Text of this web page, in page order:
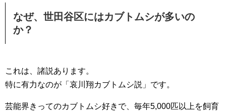
なぜ、世田谷区にはカブトムシが多いの
か？
これは、諸説あります。
特に有力なのが「哀川翔カブトムシ説」です。
芸能界きってのカブトムシ好きで、毎年5,000匹以上を飼育